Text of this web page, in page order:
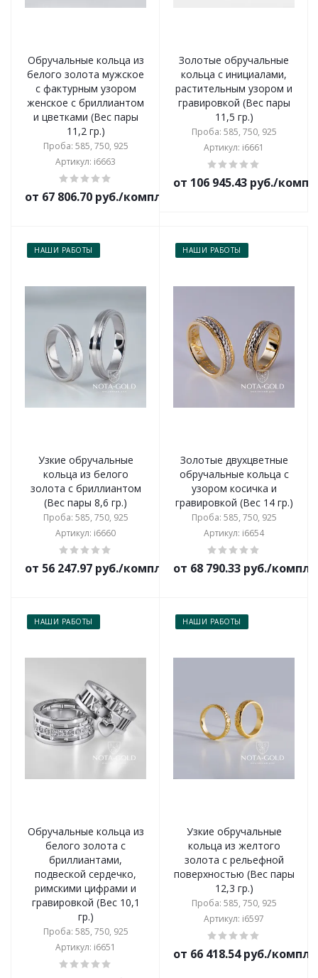
Обручальные кольца из
белого золота мужское
с фактурным узором
женское с бриллиантом
и цветками (Вес пары
11,2 гр.)
Проба: 585, 750, 925
Артикул: i6663
от 67 806.70 руб./комплект
Золотые обручальные
кольца с инициалами,
растительным узором и
гравировкой (Вес пары
11,5 гр.)
Проба: 585, 750, 925
Артикул: i6661
от 106 945.43 руб./
НАШИ РАБОТЫ
Узкие обручальные
кольца из белого
золота с бриллиантом
(Вес пары 8,6 гр.)
Проба: 585, 750, 925
Артикул: i6660
от 56 247.97 руб./комплект
НАШИ РАБОТЫ
Золотые двухцветные
обручальные кольца с
узором косичка и
гравировкой (Вес 14 гр.)
Проба: 585, 750, 925
Артикул: i6654
от 68 790.33 руб./
НАШИ РАБОТЫ
Обручальные кольца из
белого золота с
бриллиантами,
подвеской сердечко,
римскими цифрами и
гравировкой (Вес 10,1
гр.)
Проба: 585, 750, 925
Артикул: i6651
НАШИ РАБОТЫ
Узкие обручальные
кольца из желтого
золота с рельефной
поверхностью (Вес пары
12,3 гр.)
Проба: 585, 750, 925
Артикул: i6597
от 66 418.54 руб./